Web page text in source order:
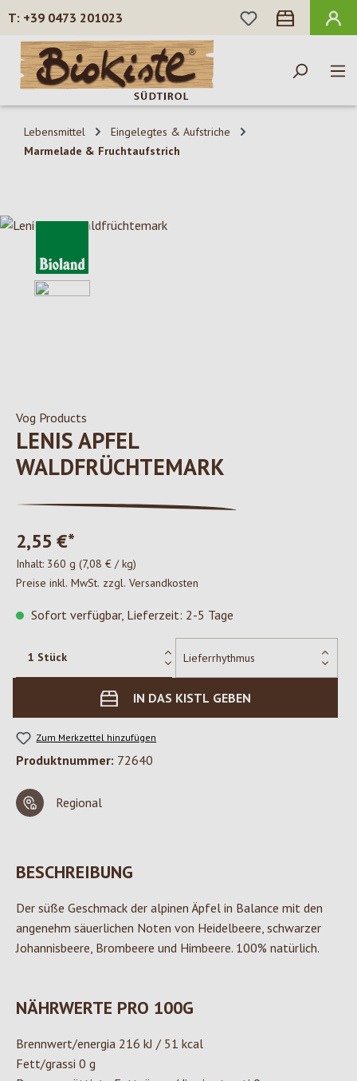
Zum Hauptinhalt springen
+39 0473 201023
DU HAST 0
Lebensmittel
Eingelegtes & Aufstriche
Marmelade & Fruchtaufstrich
Bildergalerie überspringen
Vog Products
LENIS APFEL
WALDFRÜCHTEMARK
2,55 €*
Inhalt: 360 g (7,08 € / kg)
Preise inkl. MwSt. zzgl. Versandkosten
Sofort verfügbar, Lieferzeit: 2-5 Tage
IN DAS KISTL GEBEN
Zum Merkzettel hinzufügen
Produktnummer: 72640
Regional
BESCHREIBUNG
Der süße Geschmack der alpinen Äpfel in Balance mit den
angenehm säuerlichen Noten von Heidelbeere, schwarzer
Johannisbeere, Brombeere und Himbeere. 100% natürlich.
NÄHRWERTE PRO 100G
Brennwert/energia 216 kJ / 51 kcal
Fett/grassi 0 g